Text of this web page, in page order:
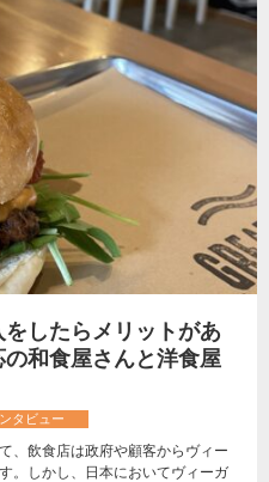
したらメリットがあ
和食屋さんと洋食屋
タビュー
、飲食店は政府や顧客からヴィー
。しかし、日本においてヴィーガ